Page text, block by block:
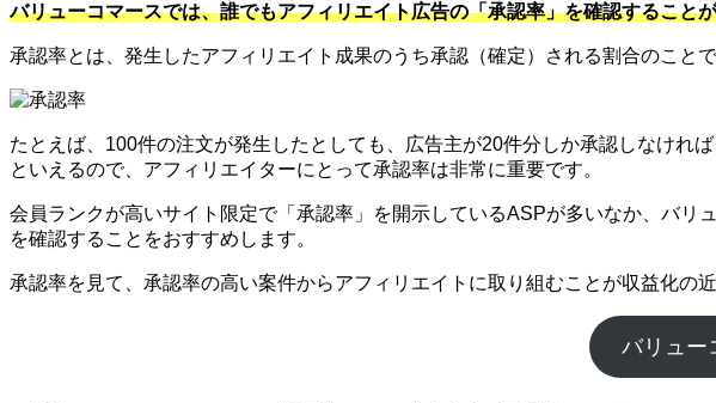
バリューコマースでは、誰でもアフィリエイト広告の「承認率」を確認すること
承認率とは、発生したアフィリエイト成果のうち承認（確定）される割合のことで
たとえば、100件の注文が発生したとしても、広告主が20件分しか承認しなけれ
といえるので、アフィリエイターにとって承認率は非常に重要です。
会員ランクが高いサイト限定で「承認率」を開示しているASPが多いなか、バ
を確認することをおすすめします。
承認率を見て、承認率の高い案件からアフィリエイトに取り組むことが収益化の
バリュー